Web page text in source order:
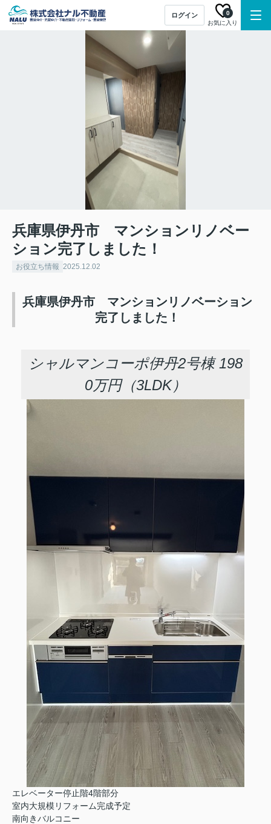
ログイン
お気に入り
0
兵庫県伊丹市 マンションリノベー
ション完了しました！
お役立ち情報 2025.12.02
兵庫県伊丹市 マンションリノベーション
完了しました！
シャルマンコーポ伊丹2号棟 198
0万円（3LDK）
エレベーター停止階4階部分
室内大規模リフォーム完成予定
南向きバルコニー